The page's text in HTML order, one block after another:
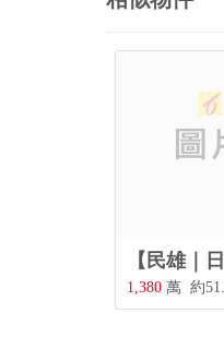
【民雄｜
1,380 萬 約